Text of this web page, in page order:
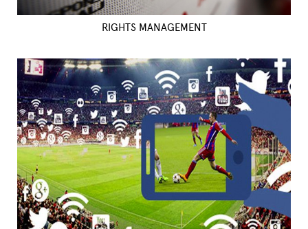
RIGHTS MANAGEMENT